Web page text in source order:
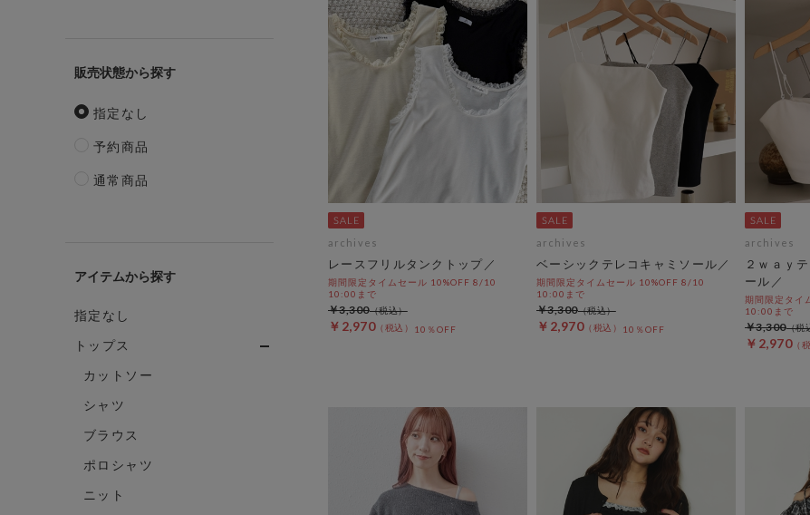
販売状態
指定なし
予約商品
通常商品
アイテム
指定なし
トップス
カットソー
シャツ
ブラウス
ポロシャツ
ニット
archives
レースフリルタンクトップ／
期間限定タイムセール 10%OFF 8/10
10:00まで
￥2,970 10％OFF
￥3,300
archives
ベーシックテレコキャミソール／
期間限定タイムセール 10%OFF 8/10
10:00まで
￥2,970 10％OFF
￥3,300
archives
２ｗａｙ
ール／
期間限定タイ
10:00まで
￥2,970
￥3,300